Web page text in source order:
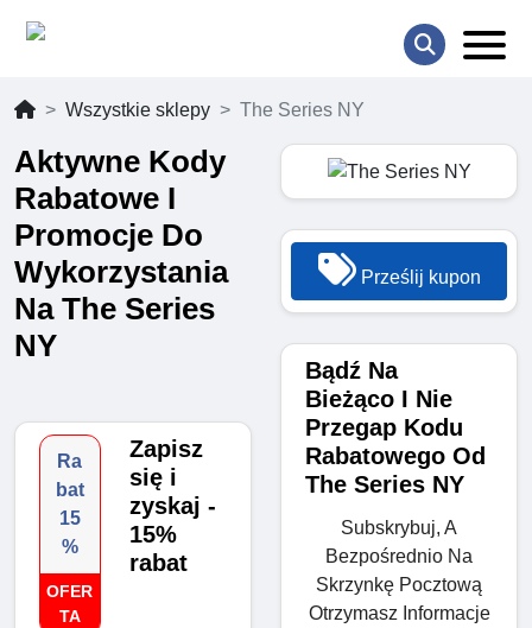
Wszystkie sklepy The Series NY
Aktywne Kody
Rabatowe I
Promocje Do
Wykorzystania
Na The Series
NY
Ra
bat
15
%
OFER
TA
Zapisz
się i
zyskaj -
15%
rabat
Prześlij kupon
Bądź Na
Bieżąco I Nie
Przegap Kodu
Rabatowego Od
The Series NY
Subskrybuj, A
Bezpośrednio Na
Skrzynkę Pocztową
Otrzymasz Informacje